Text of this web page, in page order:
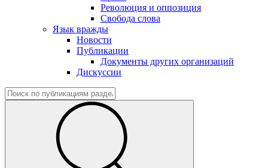
Революция и оппозиция
Свобода слова
Язык вражды
Новости
Публикации
Документы других организаций
Дискуссии